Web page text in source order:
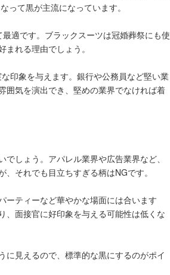
って黒が主流になっています。
適です。ブラックスーツは冠婚葬祭にも使
れる理由でしょう。
印象を与えます。銀行や公務員など堅い業
囲気を演出でき、堅めの業界でなければ着
しょう。アパレル業界や広告業界など、
それでも目立ちすぎる柄はNGです。
ーティーなど華やかな場面には合います
、面接官に好印象を与える可能性は低くな
に見えるので、標準的な黒にするのがポイ